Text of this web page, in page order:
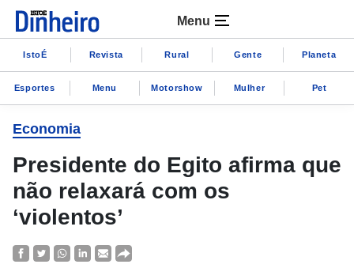
Menu
IstoÉ Revista Rural Gente Planeta
Esportes Menu Motorshow Mulher Pet
Economia
Presidente do Egito afirma que
não relaxará com os
‘violentos’